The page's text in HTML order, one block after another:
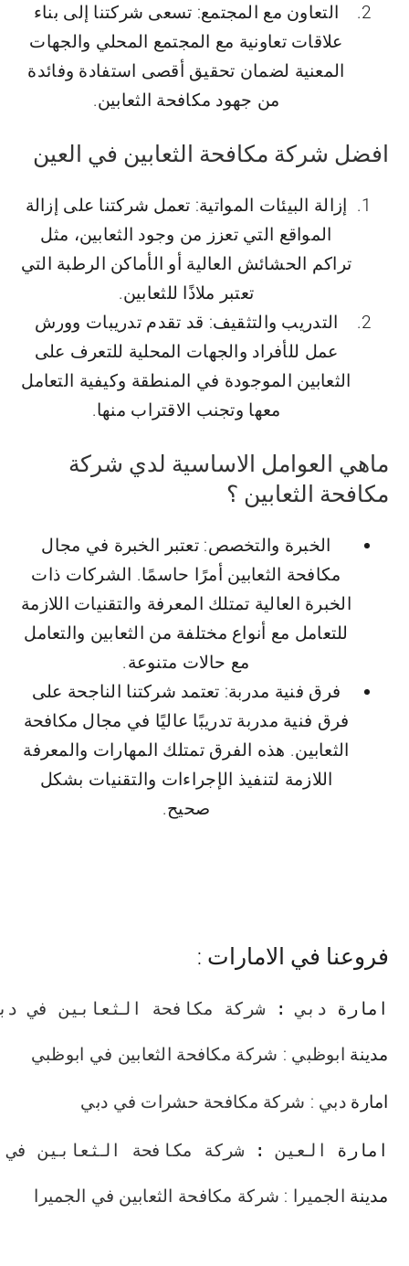
التعاون مع المجتمع: تسعى شركتنا إلى بناء
علاقات تعاونية مع المجتمع المحلي والجهات
المعنية لضمان تحقيق أقصى استفادة وفائدة
من جهود مكافحة الثعابين.
افضل شركة مكافحة الثعابين في العين
إزالة البيئات المواتية: تعمل شركتنا على إزالة
المواقع التي تعزز من وجود الثعابين، مثل
تراكم الحشائش العالية أو الأماكن الرطبة التي
تعتبر ملاذًا للثعابين.
التدريب والتثقيف: قد تقدم تدريبات وورش
عمل للأفراد والجهات المحلية للتعرف على
الثعابين الموجودة في المنطقة وكيفية التعامل
معها وتجنب الاقتراب منها.
ماهي العوامل الاساسية لدي شركة
مكافحة الثعابين ؟
الخبرة والتخصص: تعتبر الخبرة في مجال
مكافحة الثعابين أمرًا حاسمًا. الشركات ذات
الخبرة العالية تمتلك المعرفة والتقنيات اللازمة
للتعامل مع أنواع مختلفة من الثعابين والتعامل
مع حالات متنوعة.
فرق فنية مدربة: تعتمد شركتنا الناجحة على
فرق فنية مدربة تدريبًا عاليًا في مجال مكافحة
الثعابين. هذه الفرق تمتلك المهارات والمعرفة
اللازمة لتنفيذ الإجراءات والتقنيات بشكل
صحيح.
فروعنا في الامارات :
امارة دبي : شركة مكافحة الثعابين في
مدينة ابوظبي : شركة مكافحة الثعابين في ابوظبي
امارة دبي : شركة مكافحة حشرات في دبي
امارة العين : شركة مكافحة الثعابين في
مدينة الجميرا : شركة مكافحة الثعابين في الجميرا